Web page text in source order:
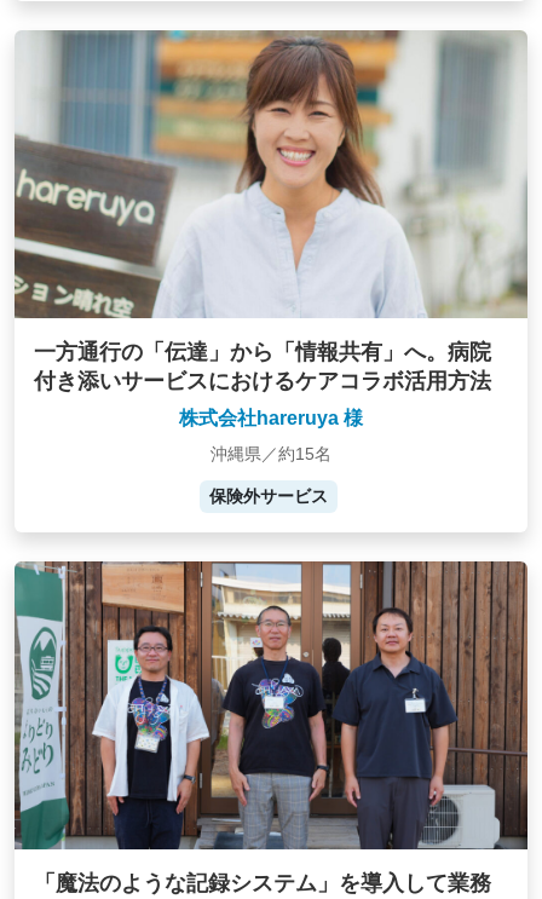
一方通行の「伝達」から「情報共有」へ。病院
付き添いサービスにおけるケアコラボ活用方法
株式会社hareruya 様
沖縄県／約15名
保険外サービス
「魔法のような記録システム」を導入して業務